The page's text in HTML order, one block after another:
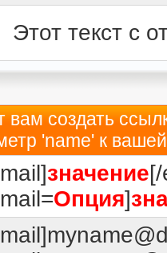
Этот текст с
вам создать
'name' к
значение
Опция]